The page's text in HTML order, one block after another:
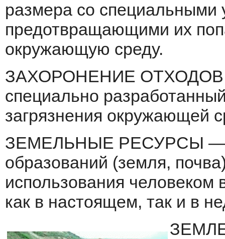
размера со специальными
предотвращающими их
окружающую среду.
ЗАХОРОНЕНИЕ ОТХОДОВ —
специа­льно
загрязнения окружающей
ЗЕМЕЛЬНЫЕ РЕСУРСЫ —
образований (земля,
использования человеком
как в настоящем, так и в